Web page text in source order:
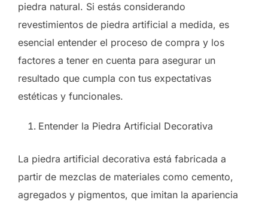
piedra natural. Si estás considerando
revestimientos de piedra artificial a medida, es
esencial entender el proceso de compra y los
factores a tener en cuenta para asegurar un
resultado que cumpla con tus expectativas
estéticas y funcionales.
Entender la Piedra Artificial Decorativa
La piedra artificial decorativa está fabricada a
partir de mezclas de materiales como cemento,
agregados y pigmentos, que imitan la apariencia